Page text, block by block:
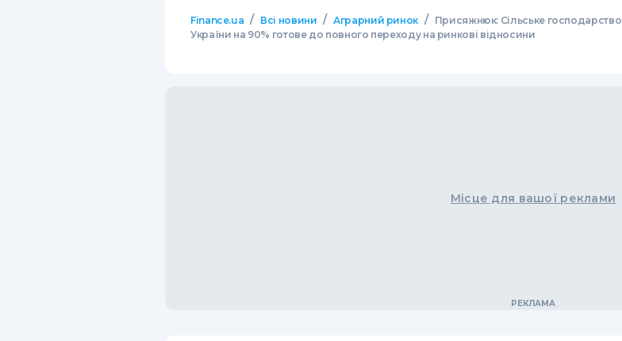
Finance.ua / Всі новини / Аграрний ринок /
Присяжнюк: Сільське господарство
України на 90% готове до повного переходу на ринкові відносини
Місце для вашої реклами